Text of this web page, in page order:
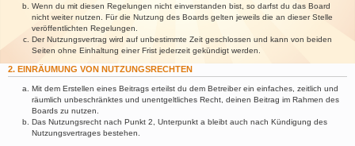
Wenn du mit diesen Regelungen nicht einverstanden bist, so darfst du das Board
nicht weiter nutzen. Für die Nutzung des Boards gelten jeweils die an dieser Stelle
veröffentlichten Regelungen.
Der Nutzungsvertrag wird auf unbestimmte Zeit geschlossen und kann von beiden
Seiten ohne Einhaltung einer Frist jederzeit gekündigt werden.
2. EINRÄUMUNG VON NUTZUNGSRECHTEN
Mit dem Erstellen eines Beitrags erteilst du dem Betreiber ein einfaches, zeitlich und
räumlich unbeschränktes und unentgeltliches Recht, deinen Beitrag im Rahmen des
Boards zu nutzen.
Das Nutzungsrecht nach Punkt 2, Unterpunkt a bleibt auch nach Kündigung des
Nutzungsvertrages bestehen.